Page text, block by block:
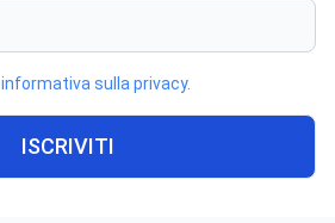
informativa sulla privacy.
ISCRIVITI